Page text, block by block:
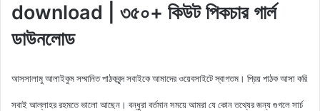
download | ৩৫০+ কিউট পিকচার গার্ল
ডাউনলোড
আসসালামু আলাইকুম সম্মানিত পাঠকবৃন্দ সবাইকে আমাদের ওয়েবসাইটে স্বাগতম। প্রিয় পাঠক আসা করি
সবাই আল্লাহর রহমতে ভালো আছেন। বন্ধুরা বর্তমান সময়ে আমরা যে কোন তথ্যের জন্য গুগলে সার্চ